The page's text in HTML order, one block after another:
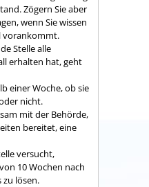
Zögern Sie aber
wenn Sie wissen
vorankommt.
Stelle alle
erhalten hat, geht
einer Woche, ob sie
nicht.
mit der Behörde,
bereitet, eine
versucht,
10 Wochen nach
zu lösen.